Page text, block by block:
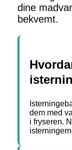
dine
bekvemt.
dem med
i fryseren.